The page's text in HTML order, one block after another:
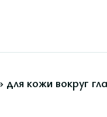
кожи вокруг